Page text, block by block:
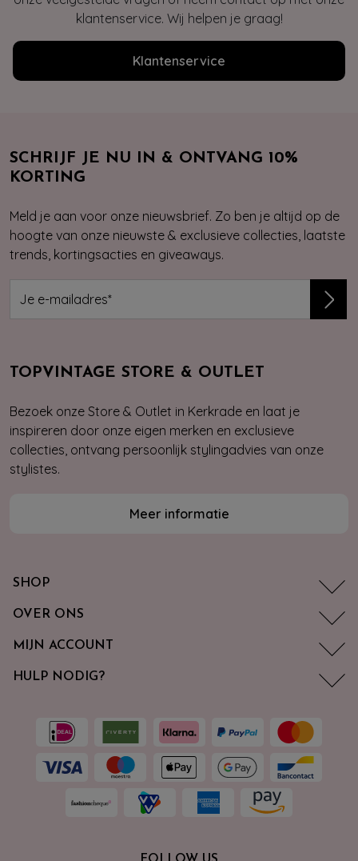
klantenservice. Wij helpen je graag!
Klantenservice
SCHRIJF JE NU IN & ONTVANG 10%
KORTING
Meld je aan voor onze nieuwsbrief. Zo ben je altijd op de
hoogte van onze nieuwste & exclusieve collecties, laatste
trends, kortingsacties en giveaways.
TOPVINTAGE STORE & OUTLET
Bezoek onze Store & Outlet in Kerkrade en laat je
inspireren door onze eigen merken en exclusieve
collecties, ontvang persoonlijk stylingadvies van onze
stylistes.
Meer informatie
SHOP
OVER ONS
MIJN ACCOUNT
HULP NODIG?